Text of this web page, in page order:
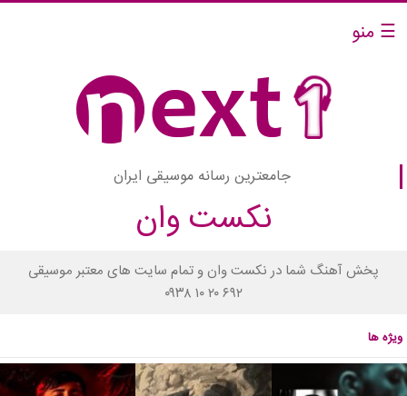
☰ منو
جامعترین رسانه موسیقی ایران
نکست وان
پخش آهنگ شما در نکست وان و تمام سایت های معتبر موسیقی
۰۹۳۸ ۱۰ ۲۰ ۶۹۲
ویژه ها